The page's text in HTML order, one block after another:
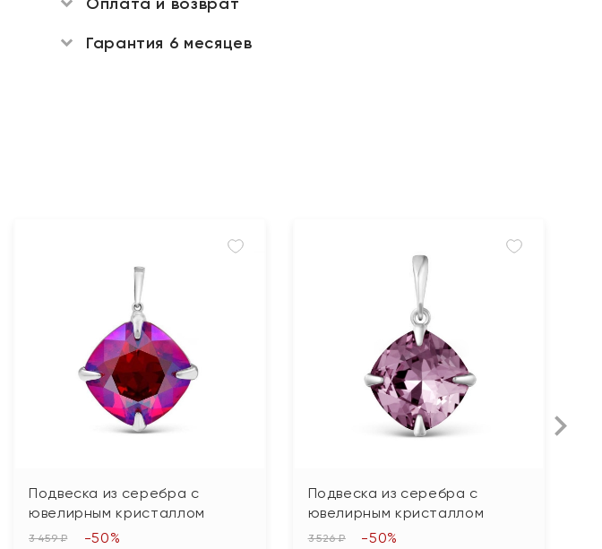
Гарантия 6 месяцев
Подвеска из серебра с
ювелирным кристаллом
3 459 ₽ -50%
Подвеска из серебра с
ювелирным кристаллом
3 526 ₽ -50%